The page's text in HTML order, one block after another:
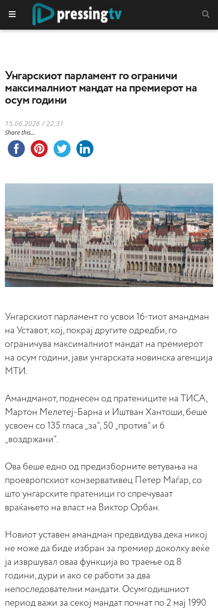
Унгарскиот парламент го ограничи
максималниот мандат на премиерот на
осум години
15.06.2026 / 22:31
Share this...
Унгарскиот парламент го усвои 16-тиот амандман
на Уставот, кој, покрај другите одредби, го
ограничува максималниот мандат на премиерот
на осум години, јави унгарската новинска агенција
МТИ.
Амандманот, поднесен од пратениците на ТИСА,
Мартон Мелетеј-Барна и Иштван Хантоши, беше
усвоен со 135 гласа „за“, 50 „против“ и 6
„воздржани“.
Ова беше едно од предизборните ветувања на
проевропскиот конзервативец Петер Маѓар, со
што унгарските пратеници го спречуваат
враќањето на власт на Виктор Орбан.
Новиот уставен амандман предвидува дека никој
не може да биде избран за премиер доколку веќе
ја извршувал оваа функција во траење од 8
години, дури и ако се работи за два
непоследователни мандати. Осумгодишниот
период важи за секој мандат почнат по 2 мај 1990